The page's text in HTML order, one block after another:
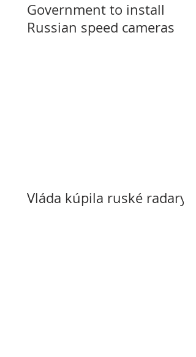
Government to install
Russian speed cameras
Vláda kúpila ruské radary